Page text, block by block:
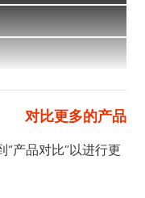
对比更多的产品
产品对比”以进行更